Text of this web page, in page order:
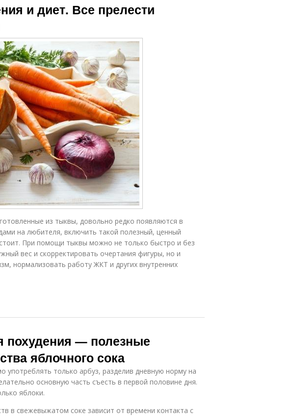
и диет. Все прелести
из тыквы, довольно редко появляются в
на любителя, включить такой полезный, ценный
При помощи тыквы можно не только быстро и без
вес и скорректировать очертания фигуры, но и
нормализовать работу ЖКТ и других внутренних
похудения — полезные
яблочного сока
употреблять только арбуз, разделив дневную норму на
основную часть съесть в первой половине дня.
яблоки.
в свежевыжатом соке зависит от времени контакта с